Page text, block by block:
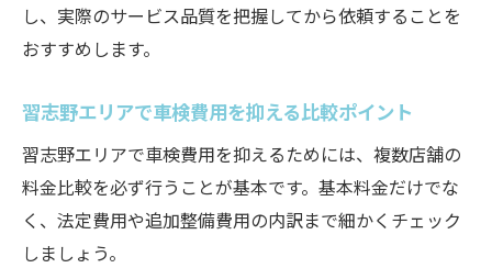
し、実際のサービス品質を把握してから依頼することを
おすすめします。
習志野エリアで車検費用を抑える比較ポイント
習志野エリアで車検費用を抑えるためには、複数店舗の
料金比較を必ず行うことが基本です。基本料金だけでな
く、法定費用や追加整備費用の内訳まで細かくチェック
しましょう。